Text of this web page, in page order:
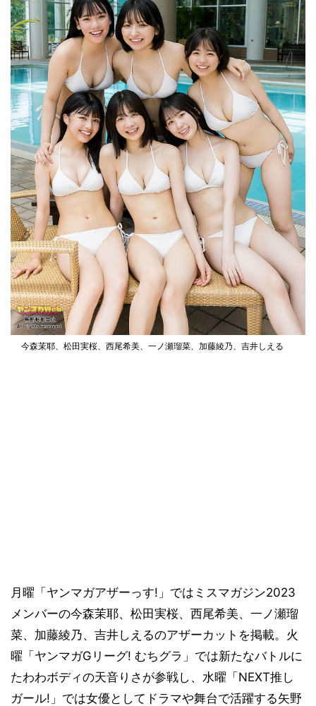
今森茉耶、松田実桜、西尾希美、一ノ瀬瑠菜、加藤綾乃、吉井しえる
月曜「ヤンマガアザーっす!」ではミスマガジン2023
メンバーの今森茉耶、松田実桜、西尾希美、一ノ瀬瑠
菜、加藤綾乃、吉井しえるのアザーカットを掲載。火
曜「ヤンマガGリーグ! むちグラ」では新たなバトルに
たわわボディの天音りさが参戦し、水曜「NEXT推し
ガール!」では女優としてドラマや舞台で活躍する矢野